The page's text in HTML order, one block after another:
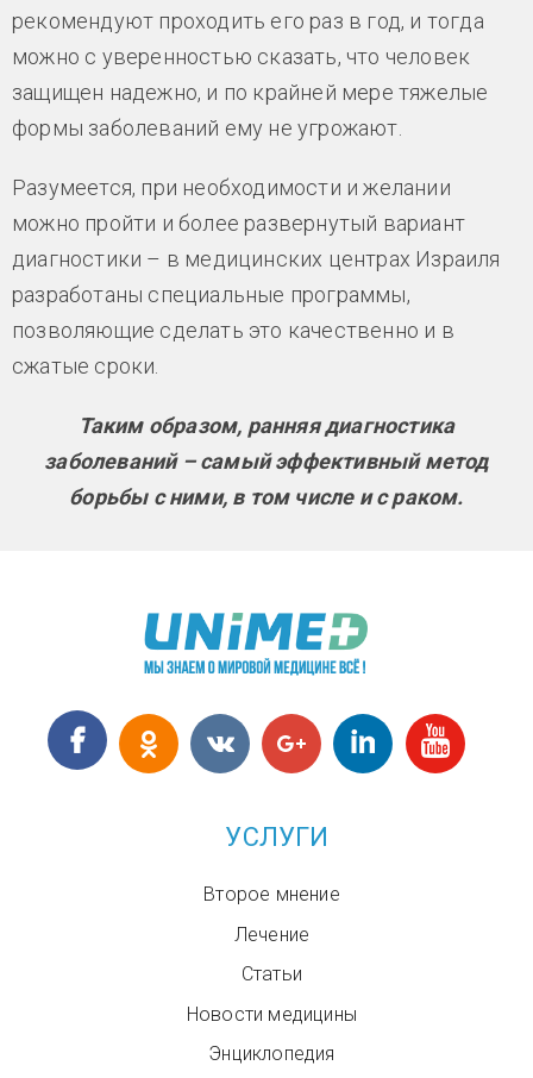
рекомендуют проходить его раз в год, и тогда
можно с уверенностью сказать, что человек
защищен надежно, и по крайней мере тяжелые
формы заболеваний ему не угрожают.
Разумеется, при необходимости и желании
можно пройти и более развернутый вариант
диагностики – в медицинских центрах Израиля
разработаны специальные программы,
позволяющие сделать это качественно и в
сжатые сроки.
Таким образом, ранняя диагностика
заболеваний – самый эффективный метод
борьбы с ними, в том числе и с раком.
УСЛУГИ
Второе мнение
Лечение
Статьи
Новости медицины
Энциклопедия